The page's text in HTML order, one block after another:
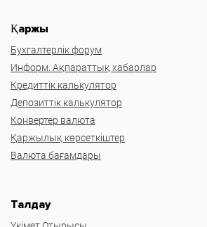
Қаржы
Бухгалтерлік форум
Информ. Ақпараттық хабарлар
Кредиттік калькулятор
Депозиттік калькулятор
Конвертер валюта
Қаржылық көрсеткіштер
Валюта бағамдары
Талдау